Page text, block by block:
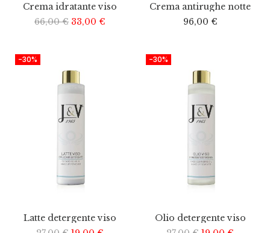
Crema idratante viso
66,00€ 33,00 €
Crema antirughe notte
96,00 €
-30%
Latte detergente viso
-30%
Olio detergente viso